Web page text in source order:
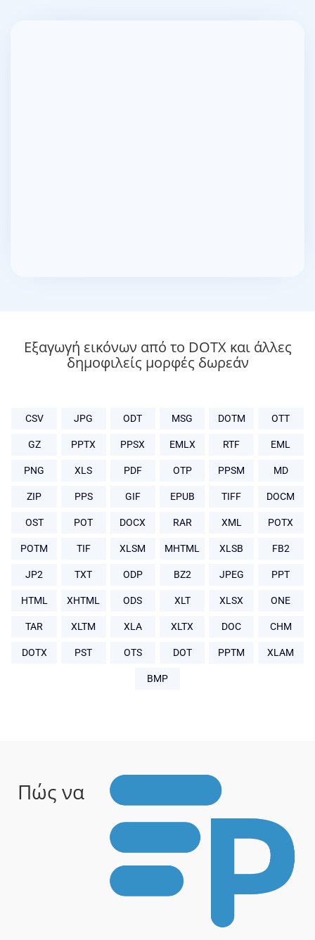
Εξαγωγή εικόνων από το DOTX και άλλες
δημοφιλείς μορφές δωρεάν
CSV JPG ODT MSG DOTM OTT
GZ PPTX PPSX EMLX RTF EML
PNG XLS PDF OTP PPSM MD
ZIP PPS GIF EPUB TIFF DOCM
OST POT DOCX RAR XML POTX
POTM TIF XLSM MHTML XLSB FB2
JP2 TXT ODP BZ2 JPEG PPT
HTML XHTML ODS XLT XLSX ONE
TAR XLTM XLA XLTX DOC CHM
DOTX PST OTS DOT PPTM XLAM
BMP
Πώς να